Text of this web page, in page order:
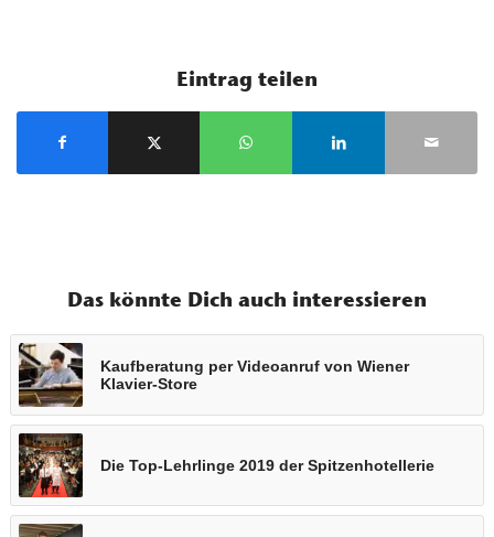
Eintrag teilen
Das könnte Dich auch interessieren
Kaufberatung per Videoanruf von Wiener
Klavier-Store
Die Top-Lehrlinge 2019 der Spitzenhotellerie